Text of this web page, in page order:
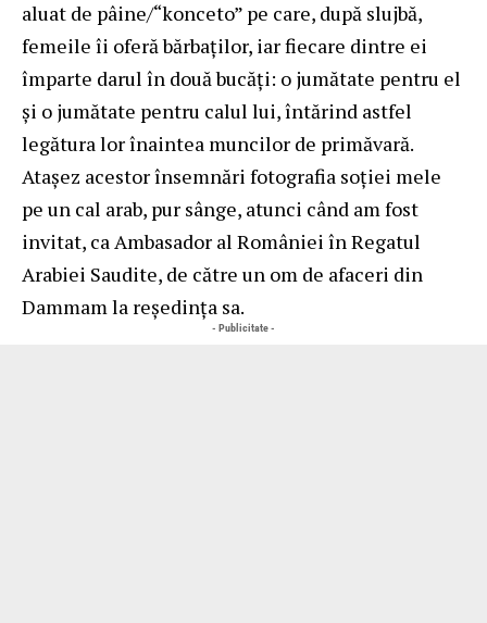
aluat de pâine/“konceto” pe care, după slujbă,
femeile îi oferă bărbaţilor, iar fiecare dintre ei
împarte darul în două bucăţi: o jumătate pentru el
şi o jumătate pentru calul lui, întărind astfel
legătura lor înaintea muncilor de primăvară.
Ataşez acestor însemnări fotografia soţiei mele
pe un cal arab, pur sânge, atunci când am fost
invitat, ca Ambasador al României în Regatul
Arabiei Saudite, de către un om de afaceri din
Dammam la reşedinţa sa.
- Publicitate -